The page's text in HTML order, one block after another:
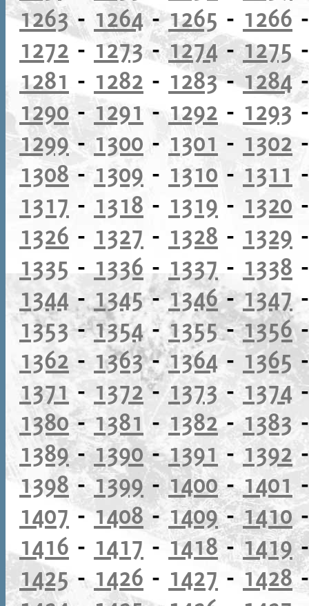
1263- 1264-1265 - 1266
1272 - 1273-1274-1275
1281 - 1282 - 1283-1284
1290 -1291 - 1292 - 1293
1299- 1300 - 1301 - 1302
1308 - 1309 - 1310 - 1311
1317 - 1318 - 1319 - 1320
1326 - 1327 - 1328 - 1329
1335 - 1336 - 1337 - 1338
1344 - 1345-1346-1347
1353-1354- 1355-1356
1362 - 1363-1364 - 1365
1371 - 1372-1373 -1374
1380-1381 - 1382-1383
1389-1390-1391 -1392
1398 -1399-1400-1401
1407 -1408-1409-1410
1416 - 1417 -1418-1419
1425- 1426 - 1427 - 1428